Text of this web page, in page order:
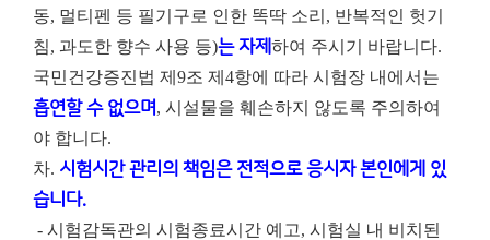
동, 멀티펜 등 필기구로 인한 똑딱 소리, 반복적인 헛기
침, 과도한 향수 사용 등)는 자제 하여 주시기 바랍니다.
국민건강증진법 제9조 제4항에 따라 시험장 내에서는
흡연할 수 없으며, 시설물을 훼손하지 않도록 주의하여
야 합니다.
차. 시험시간 관리의 책임은 전적으로 응시자 본인에게 있
습니다.
- 시험감독관의 시험종료시간 예고, 시험실 내 비치된